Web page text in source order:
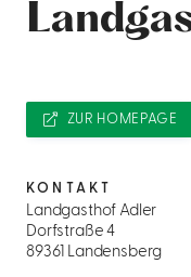
ZUR HOMEPAGE
KONTAKT
Landgasthof Adler
Dorfstraße 4
89361 Landensberg